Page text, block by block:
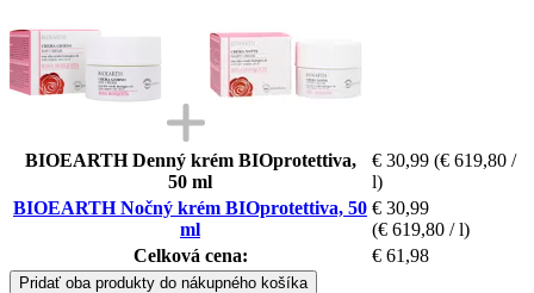
BIOEARTH Denný krém BIOprotettiva,
50 ml
€ 30,99 (€ 619,80 /
l)
BIOEARTH Nočný krém BIOprotettiva, 50
ml
€ 30,99
(€ 619,80 / l)
Celková cena:
€ 61,98
Pridať oba produkty do nákupného košíka